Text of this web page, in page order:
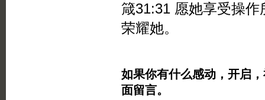
箴31:31 愿她享受操
荣耀她。
如果你有什么感动，开启
面留言。